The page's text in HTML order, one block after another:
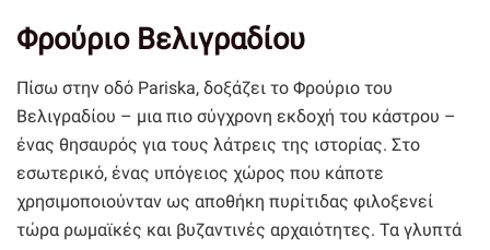
Φρούριο Βελιγραδίου
Πίσω στην οδό Pariska, δοξάζει το Φρούριο του
Βελιγραδίου – μια πιο σύγχρονη εκδοχή του κάστρου –
ένας θησαυρός για τους λάτρεις της ιστορίας. Στο
εσωτερικό, ένας υπόγειος χώρος που κάποτε
χρησιμοποιούνταν ως αποθήκη πυρίτιδας φιλοξενεί
τώρα ρωμαϊκές και βυζαντινές αρχαιότητες. Τα γλυπτά